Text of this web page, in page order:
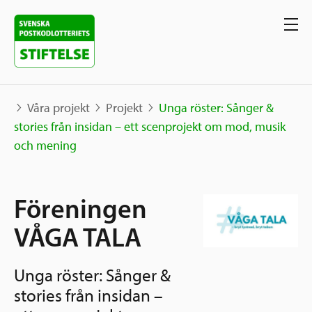
Våra projekt
Karta
Berättelser
Våra stöd
Sverige och övriga världen
Utlysningar
Samhällsentreprenörskap
Ansök
Våra projekt Projekt
Unga röster: Sånger &
stories från insidan – ett scenprojekt om mod, musik
och mening
Föreningen
VÅGA TALA
Unga röster: Sånger &
stories från insidan –